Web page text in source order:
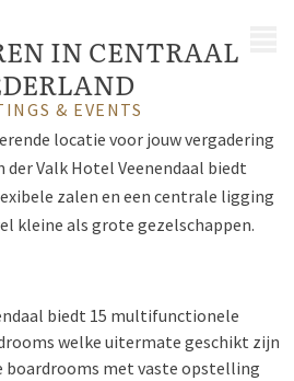
IN CENTRAAL
& EVENTS
locatie voor jouw vergadering
der Valk Hotel Veenendaal biedt
zalen en een centrale ligging
kleine als grote gezelschappen.
biedt 15 multifunctionele
welke uitermate geschikt zijn
boardrooms met vaste opstelling